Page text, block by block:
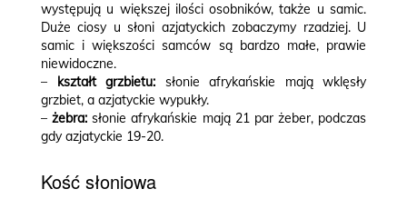
występują u większej ilości osobników, także u samic.
Duże ciosy u słoni azjatyckich zobaczymy rzadziej. U
samic i większości samców są bardzo małe, prawie
niewidoczne.
– kształt grzbietu: słonie afrykańskie mają wklęsły
grzbiet, a azjatyckie wypukły.
–żebra: słonie afrykańskie mają 21 par żeber, podczas
gdy azjatyckie 19-20.
Kość słoniowa